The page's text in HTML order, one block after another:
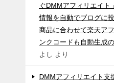
ぐDMMアフィリエイト
情報を自動でブログに
商品に合わせて楽天ア
ンクコードも自動生成
よし より
DMMアフィリエイト支